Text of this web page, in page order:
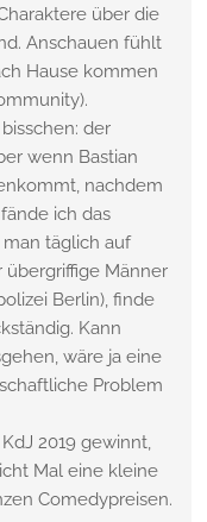
über die
Anschauen fühlt
Hause kommen
der
wenn Bastian
nachdem
ich das
täglich auf
Männer
Berlin), finde
Kann
wäre ja eine
Problem
2019 gewinnt,
Mal eine kleine
Comedypreisen.